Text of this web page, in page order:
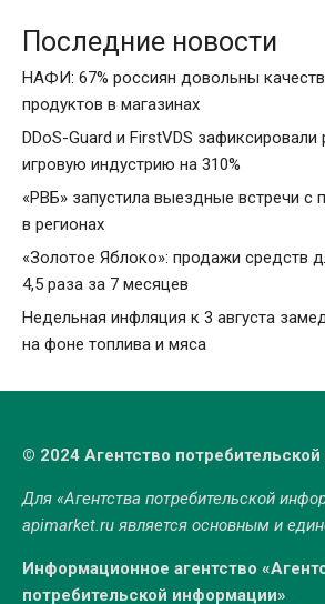
Последние новости
НАФИ: 67% россиян довольны
продуктов в магазинах
DDoS-Guard и FirstVDS зафиксировали
игровую индустрию на 310%
«РВБ» запустила выездные встречи с
в регионах
«Золотое Яблоко»: продажи средств
4,5 раза за 7 месяцев
Недельная инфляция к 3 августа
на фоне топлива и мяса
© 2024 Агентство
Для «Агентства потребительской
apimarket.ruявляется основным и
Информационное агентство
потребительской информации»